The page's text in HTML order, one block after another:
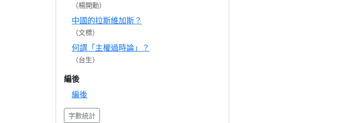
（楊開勳）
中國的拉斯維加斯？
（文標）
何謂「主權過時論」？
（台生）
編後
編後
字數統計